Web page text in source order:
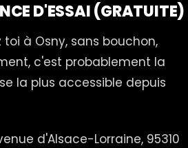
D'ESSAI (GRATUITE)
à Osny, sans bouchon,
c'est probablement la
la plus accessible depuis
d'Alsace-Lorraine, 95310